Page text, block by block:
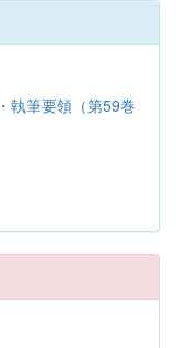
執筆要領（第59巻